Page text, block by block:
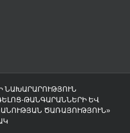
ՆԱԽԱՐԱՐՈՒԹՅՈՒՆ
ԹԱՆԳԱՐԱՆՆԵՐԻ ԵՎ
ԾԱՌԱՅՈՒԹՅՈՒՆ»